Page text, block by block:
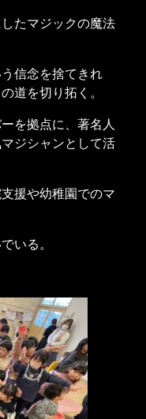
たマジックの魔法
信念を捨てきれ
道を切り拓く。
を拠点に、著名人
ジシャンとして活
援や幼稚園でのマ
いる。